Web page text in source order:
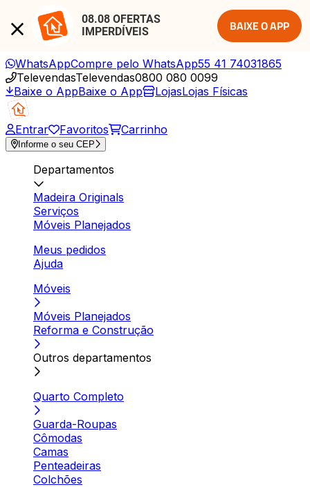
08.08 OFERTAS
IMPERDÍVEIS
BAIXE O APP
WhatsAppCompre pelo WhatsApp55 41 74031865
TelevendasTelevendas0800 080 0099
Baixe o AppBaixe o App LojasLojas Físicas
Entrar Favoritos Carrinho
Informe o seu CEP
Departamentos
Madeira Originals
Serviços
Móveis Planejados
Meus pedidos
Ajuda
Móveis
Móveis Planejados
Reforma e Construção
Outros departamentos
Quarto Completo
Guarda-Roupas
Cômodas
Camas
Penteadeiras
Colchões